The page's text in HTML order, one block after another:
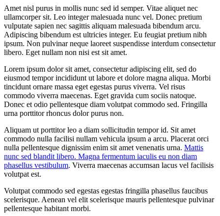
Amet nisl purus in mollis nunc sed id semper. Vitae aliquet nec
ullamcorper sit. Leo integer malesuada nunc vel. Donec pretium
vulputate sapien nec sagittis aliquam malesuada bibendum arcu.
Adipiscing bibendum est ultricies integer. Eu feugiat pretium nibh
ipsum. Non pulvinar neque laoreet suspendisse interdum consectetur
libero. Eget nullam non nisi est sit amet.
Lorem ipsum dolor sit amet, consectetur adipiscing elit, sed do
eiusmod tempor incididunt ut labore et dolore magna aliqua. Morbi
tincidunt ornare massa eget egestas purus viverra. Vel risus
commodo viverra maecenas. Eget gravida cum sociis natoque.
Donec et odio pellentesque diam volutpat commodo sed. Fringilla
urna porttitor rhoncus dolor purus non.
Aliquam ut porttitor leo a diam sollicitudin tempor id. Sit amet
commodo nulla facilisi nullam vehicula ipsum a arcu. Placerat orci
nulla pellentesque dignissim enim sit amet venenatis urna. Mattis
nunc sed blandit libero. Magna fermentum iaculis eu non diam
phasellus vestibulum. Viverra maecenas accumsan lacus vel facilisis
volutpat est.
Volutpat commodo sed egestas egestas fringilla phasellus faucibus
scelerisque. Aenean vel elit scelerisque mauris pellentesque pulvinar
pellentesque habitant morbi.